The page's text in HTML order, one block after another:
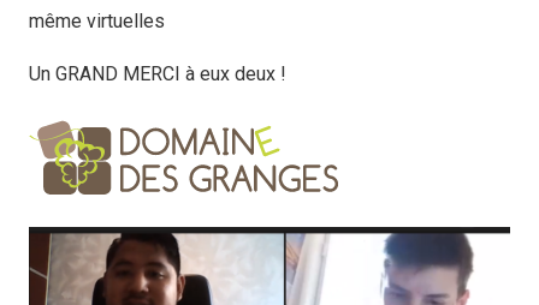
même virtuelles
Un GRAND MERCI à eux deux !